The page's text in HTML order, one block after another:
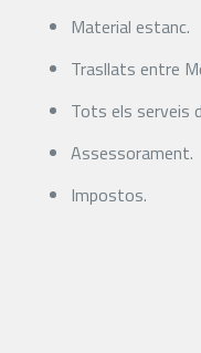
Material estanc.
Trasllats entre
Tots els serveis
Assessorament.
Impostos.